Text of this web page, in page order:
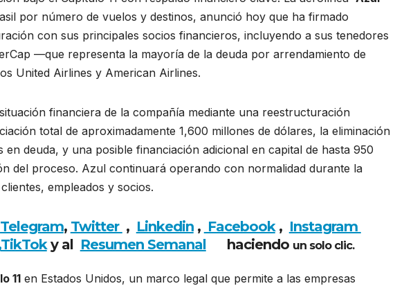
por número de vuelos y destinos, anunció hoy que ha firmado
con sus principales socios financieros, incluyendo a sus tenedores
—que representa la mayoría de la deuda por arrendamiento de
United Airlines y American Airlines.
financiera de la compañía mediante una reestructuración
total de aproximadamente 1,600 millones de dólares, la eliminación
en deuda, y una posible financiación adicional en capital de hasta 950
del proceso. Azul continuará operando con normalidad durante la
empleados y socios.
Telegram, Twitter , Linkedin, Facebook, Instagram
TikToky al Resumen Semanalhaciendo un solo clic.
11 en Estados Unidos, un marco legal que permite a las empresas